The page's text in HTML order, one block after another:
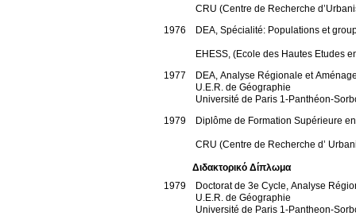
CRU (Centre de Recherche
1976
DEA, Spécialité: Populations et
EHESS, (Ecole des Hautes Etudes
1977
DEA, Analyse Régionale et
U.E.R. de Géographie
Université de Paris 1-Panthéon-
1979
Diplôme de Formation Supérieure
CRU (Centre de Recherche d’
Διδακτορικό Δίπλωμα
1979
Doctorat de 3e Cycle, Analyse
U.E.R. de Géographie
Université de Paris 1-Pantheon-